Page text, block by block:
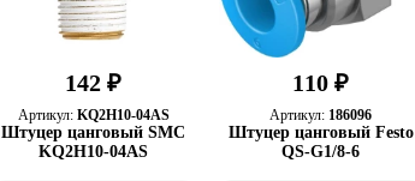
142 ₽
Артикул: KQ2H10-04AS
Штуцер цанговый SMC
KQ2H10-04AS
110 ₽
Артикул: 186096
Штуцер цанговый Festo
QS-G1/8-6